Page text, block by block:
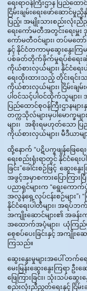
ရေးရာဝန်ကြီးဌာန ပြည်ထ
ငြိမ်းချမ်းရေးဖော်ဆောင်
ပြည့်၊ အမျိုးသားစည်းလုံးညီ
ရေးကော်မတီအတွင်းရေးမှူး
ကော်မတီဝင်များ၊ တပ်မတော်
နှင့် နိုင်ငံတကာမှဆွေးနွေးကြမ
ပစ်ခတ်တိုက်ခိုက်မှုရပ်စဲရေးဆိုင်
ကိုယ်စားလှယ်များ၊ နိုင်ငံရေ
ရေးထိုးထားသည့် တိုင်းရင်း
ကိုယ်စားလှယ်များ၊ ငြိမ်းချ
ပါဝင်သင့်ပါဝင်ထိုက်သူများ
ပြည်ထောင်စုဝန်ကြီးဌာနမျာ
တက္ကသိုလ်များမှပါမောက္ခ
များ၊ အစိုးရမဟုတ်သော ပ
ကိုယ်စားလှယ်များ၊ မီဒီယာ
ထို့နောက် “ပဋိပက္ခဖျန်ဖြေရ
ရေးစည်းရုံးရာတွင် နိုင်ငံရေ
ခြင်း”ခေါင်းစဉ်ဖြင့် ဆွေ
အဖွင့်အမှာစကားပြောကြားပ
ပညာရှင်များက “ရွေးကောက်
အလွန်ရှေ့လုပ်ငန်းစဉ်များ”၊ “
နိုင်ငံရေးပါတီများ၊ အရပ်ဘက်
အကျိုးဆောင်များ၏ အခန်းက
အထောက်အပံ့များ၊ ယုံကြ
စေ့စပ်ပေးခြင်းနှင့် အကျိုးဆ
ကြသည်။
ဆွေးနွေးမှုများအပေါ် တ
မေးမြန်းဆွေးနွေးကြရာ ဦ
ဖြေကြားခြင်း၊ သုံးသပ်ဆွေ
စည်းလုံးညီညွတ်ရေးနှင့် ငြိမ်း